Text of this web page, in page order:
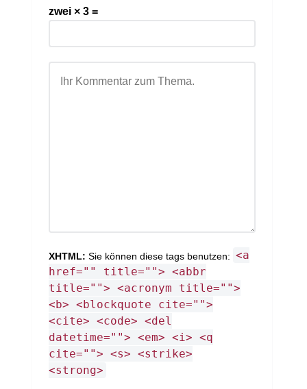
zwei × 3 =
XHTML: Sie können diese tags benutzen: <a
href="" title=""> <abbr
title=""> <acronym title="">
<b> <blockquote cite="">
<cite> <code> <del
datetime=""> <em> <i> <q
cite=""> <s> <strike>
<strong>